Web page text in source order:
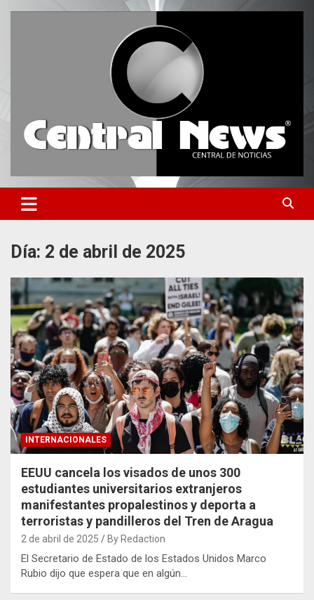
Central News HN
Día: 2 de abril de 2025
INTERNACIONALES
EEUU cancela los visados de unos 300
estudiantes universitarios extranjeros
manifestantes propalestinos y deporta a
terroristas y pandilleros del Tren de Aragua
2 de abril de 2025 By Redaction
El Secretario de Estado de los Estados Unidos Marco
Rubio dijo que espera que en algún…